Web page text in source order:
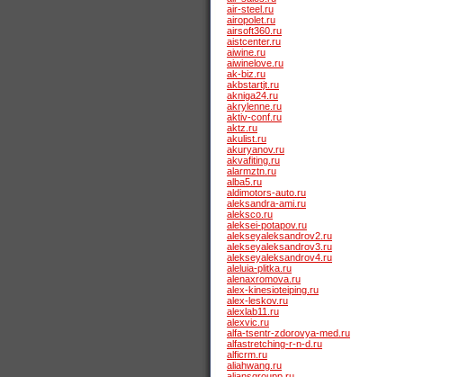
air-steel.ru
airopolet.ru
airsoft360.ru
aistcenter.ru
aiwine.ru
aiwinelove.ru
ak-biz.ru
akbstartjt.ru
akniga24.ru
akrylenne.ru
aktiv-conf.ru
aktz.ru
akulist.ru
akuryanov.ru
akvafiting.ru
alarmztn.ru
alba5.ru
aldimotors-auto.ru
aleksandra-ami.ru
aleksco.ru
aleksei-potapov.ru
alekseyaleksandrov2.ru
alekseyaleksandrov3.ru
alekseyaleksandrov4.ru
aleluia-plitka.ru
alenaxromova.ru
alex-kinesioteiping.ru
alex-leskov.ru
alexlab11.ru
alexvic.ru
alfa-tsentr-zdorovya-med.ru
alfastretching-r-n-d.ru
alficrm.ru
aliahwang.ru